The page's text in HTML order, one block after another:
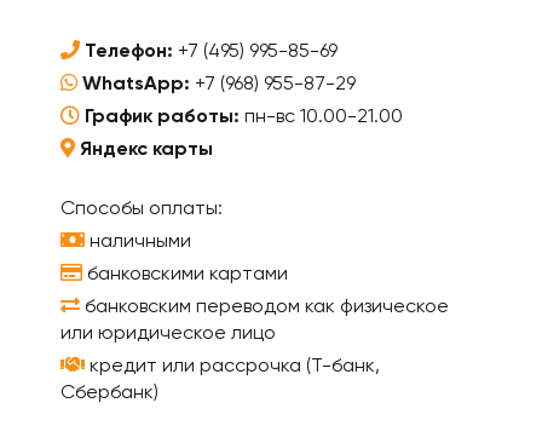
Телефон: +7 (495) 995-85-69
WhatsApp: +7 (968) 955-87-29
График работы: пн-вс 10.00-21.00
Яндекс карты
Способы оплаты:
наличными
банковскими картами
банковским переводом как физическое
или юридическое лицо
кредит или рассрочка (Т-банк,
Сбербанк)